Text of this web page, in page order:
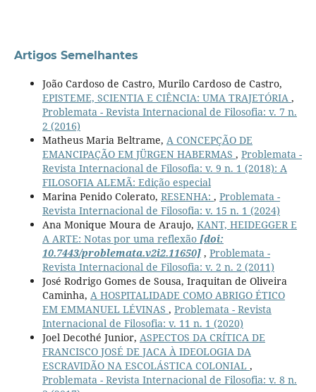
Artigos Semelhantes
João Cardoso de Castro, Murilo Cardoso de Castro,
EPISTEME, SCIENTIA E CIÊNCIA: UMA TRAJETÓRIA ,
Problemata - Revista Internacional de Filosofia: v. 7 n.
2 (2016)
Matheus Maria Beltrame, A CONCEPÇÃO DE
EMANCIPAÇÃO EM JÜRGEN HABERMAS , Problemata -
Revista Internacional de Filosofia: v. 9 n. 1 (2018): A
FILOSOFIA ALEMÃ: Edição especial
Marina Penido Colerato, RESENHA: , Problemata -
Revista Internacional de Filosofia: v. 15 n. 1 (2024)
Ana Monique Moura de Araujo, KANT, HEIDEGGER E
A ARTE: Notas por uma reflexão [doi:
10.7443/problemata.v2i2.11650], Problemata -
Revista Internacional de Filosofia: v. 2 n. 2 (2011)
José Rodrigo Gomes de Sousa, Iraquitan de Oliveira
Caminha, A HOSPITALIDADE COMO ABRIGO ÉTICO
EM EMMANUEL LÉVINAS , Problemata - Revista
Internacional de Filosofia: v. 11 n. 1 (2020)
Joel Decothé Junior, ASPECTOS DA CRÍTICA DE
FRANCISCO JOSÉ DE JACA À IDEOLOGIA DA
ESCRAVIDÃO NA ESCOLÁSTICA COLONIAL ,
Problemata - Revista Internacional de Filosofia: v. 8 n.